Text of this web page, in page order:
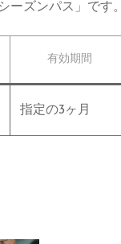
ーズンパス」です。
有効期間
指定の3ヶ月